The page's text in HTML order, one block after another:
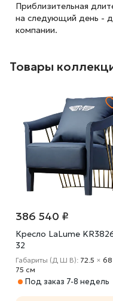
Приблизительная
на следующий день -
компании.
Товары
386 540 ₽
Кресло LaLume
32
Габариты (Д Ш В): 72.5 × 68
75 cм
Под заказ 7-8 недель